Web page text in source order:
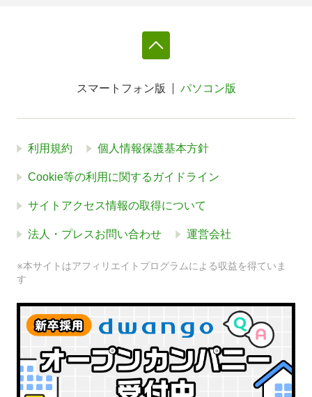
スマートフォン版 パソコン版
利用規約 個人情報保護基本方針
Cookie等の利用に関するガイドライン
サイトアクセス情報の取得について
法人・プレスお問い合わせ 運営会社
※本サイトはアフィリエイトプログラムによる収益を得ていま
す